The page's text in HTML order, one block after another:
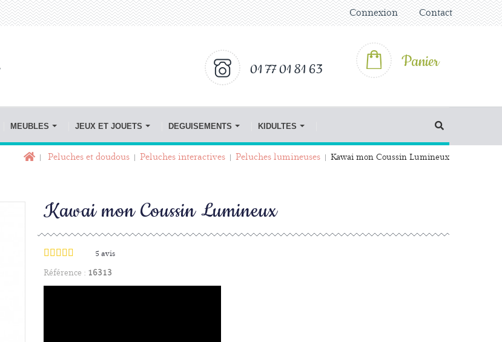
Connexion Contact
01 77 01 81 63 Panier
MEUBLES JEUX ET JOUETS DEGUISEMENTS KIDULTES
Peluches et doudous Peluches interactives Peluches lumineuses Kawai mon Coussin Lumineux
Kawai mon Coussin Lumineux
5avis
Référence : 16313